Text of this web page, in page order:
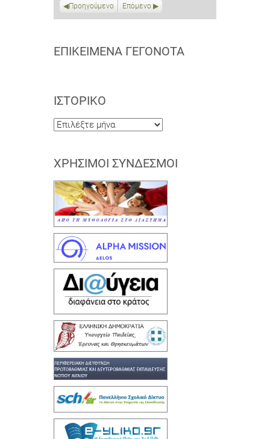
Προηγούμενο Επόμενο
ΕΠΙΚΕΊΜΕΝΑ ΓΕΓΟΝΌΤΑ
ΙΣΤΟΡΙΚΌ
Ιστορικό
ΧΡΉΣΙΜΟΙ ΣΎΝΔΕΣΜΟΙ